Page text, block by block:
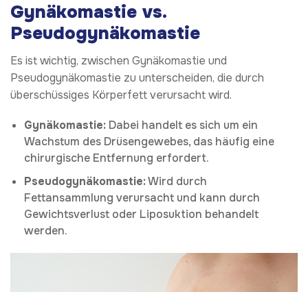
Gynäkomastie vs.
Pseudogynäkomastie
Es ist wichtig, zwischen Gynäkomastie und
Pseudogynäkomastie zu unterscheiden, die durch
überschüssiges Körperfett verursacht wird.
Gynäkomastie: Dabei handelt es sich um ein
Wachstum des Drüsengewebes, das häufig eine
chirurgische Entfernung erfordert.
Pseudogynäkomastie:Wird durch
Fettansammlung verursacht und kann durch
Gewichtsverlust oder Liposuktion behandelt
werden.